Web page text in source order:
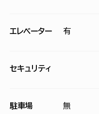
エレベーター 有
セキュリティ
駐車場 無